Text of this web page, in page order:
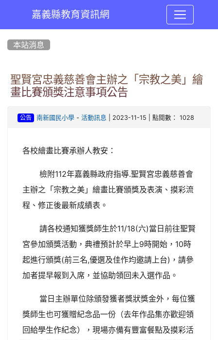
嘉義縣教育資訊網
本站消息
聖賢宮忠義慈善會主辦之「宗教之美」繪
畫比賽頒獎注意事項公告
公告 南新國民小學- 活動訊息 | 2023-11-15 | 點閱數： 1028
各校繪畫比賽承辦人教安：
檢附112年嘉義縣政府指導.聖賢宮忠義慈善會
主辦之「宗教之美」繪畫比賽頒獎及表演、摸彩流
程、修正後最新成績表。
請各校通知獲獎師生於11/18(六)當日前往聖賢
宮參加頒獎活動，典禮預計於早上9時開始，10時
起進行頒獎(前三名,優選及佳作均邀請上台)，請參
加者提早報到入席，並協助領回未入選作品。
當日主辦單位除頒發獲者獎狀獎金外，每位獲
獎師生也可獲贈紀念品一份（去年作品集亦歡迎領
回給學生作紀念），現場亦備有豐富餐點及摸彩活